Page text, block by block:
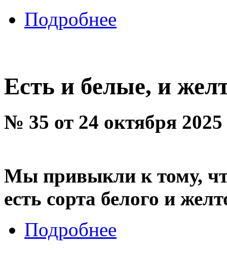
Подробнее
Есть и белые, и
№ 35 от 24 октября
Мы привыкли к тому,
есть сорта белого и
Подробнее